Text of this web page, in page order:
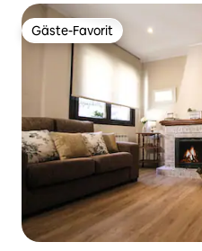
Gäste-Favorit
Gäste-Favorit